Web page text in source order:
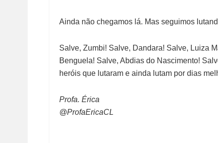
Ainda não chegamos lá. Mas seguimos
Salve, Zumbi! Salve, Dandara! Salve, Luiza
Benguela! Salve, Abdias do Nascimento!
heróis que lutaram e ainda lutam por dias
Profa. Érica
@ProfaEricaCL